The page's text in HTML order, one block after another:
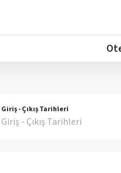
Giriş - Çıkış Tarihleri
Giriş - Çıkış Tarihleri